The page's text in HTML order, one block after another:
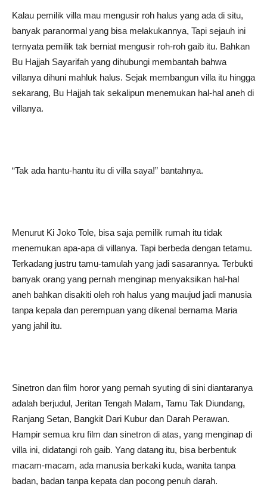
Kalau pemilik villa mau mengusir roh halus yang ada di situ,
banyak paranormal yang bisa melakukannya, Tapi sejauh ini
ternyata pemilik tak berniat mengusir roh-roh gaib itu. Bahkan
Bu Hajjah Sayarifah yang dihubungi membantah bahwa
villanya dihuni mahluk halus. Sejak membangun villa itu hingga
sekarang, Bu Hajjah tak sekalipun menemukan hal-hal aneh di
villanya.
“Tak ada hantu-hantu itu di villa saya!” bantahnya.
Menurut Ki Joko Tole, bisa saja pemilik rumah itu tidak
menemukan apa-apa di villanya. Tapi berbeda dengan tetamu.
Terkadang justru tamu-tamulah yang jadi sasarannya. Terbukti
banyak orang yang pernah menginap menyaksikan hal-hal
aneh bahkan disakiti oleh roh halus yang maujud jadi manusia
tanpa kepala dan perempuan yang dikenal bernama Maria
yang jahil itu.
Sinetron dan film horor yang pernah syuting di sini diantaranya
adalah berjudul, Jeritan Tengah Malam, Tamu Tak Diundang,
Ranjang Setan, Bangkit Dari Kubur dan Darah Perawan.
Hampir semua kru film dan sinetron di atas, yang menginap di
villa ini, didatangi roh gaib. Yang datang itu, bisa berbentuk
macam-macam, ada manusia berkaki kuda, wanita tanpa
badan, badan tanpa kepata dan pocong penuh darah.